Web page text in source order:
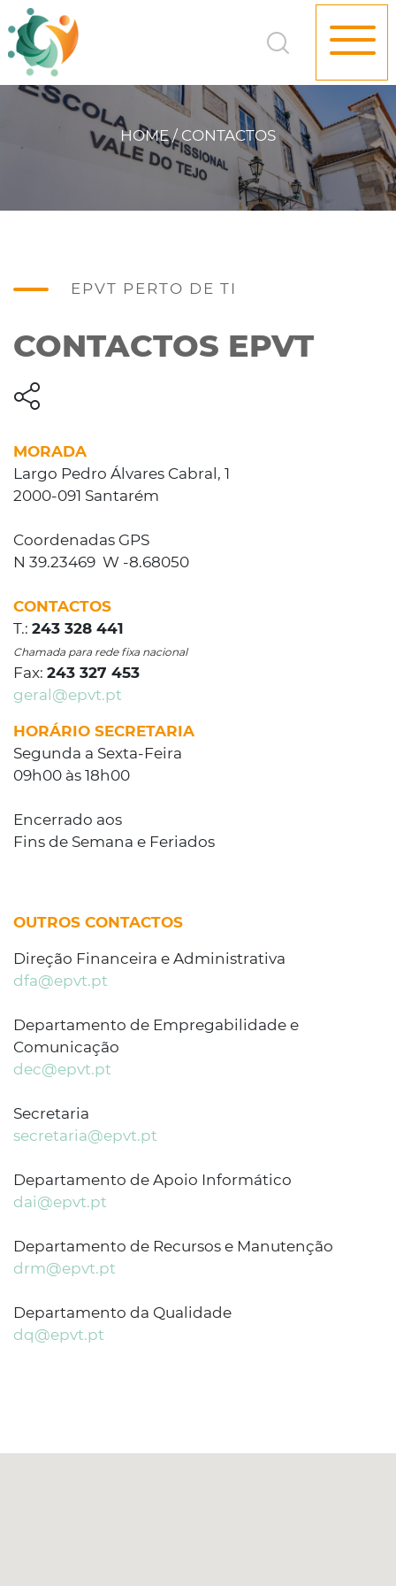
HOME / CONTACTOS
EPVT PERTO DE TI
CONTACTOS EPVT
MORADA
Largo Pedro Álvares Cabral, 1
2000-091 Santarém
Coordenadas GPS
N 39.23469 W -8.68050
CONTACTOS
T.: 243 328 441
Chamada para rede fixa nacional
Fax: 243 327 453
geral@epvt.pt
HORÁRIO SECRETARIA
Segunda a Sexta-Feira
09h00 às 18h00
Encerrado aos
Fins de Semana e Feriados
OUTROS CONTACTOS
Direção Financeira e Administrativa
dfa@epvt.pt
Departamento de Empregabilidade e
Comunicação
dec@epvt.pt
Secretaria
secretaria@epvt.pt
Departamento de Apoio Informático
dai@epvt.pt
Departamento de Recursos e Manutenção
drm@epvt.pt
Departamento da Qualidade
dq@epvt.pt